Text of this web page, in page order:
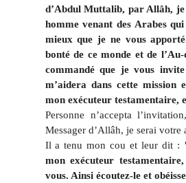
d’Abdul Muttalib, par Allâh, je
homme venant des Arabes
mieux que je ne vous
bonté de ce monde et de
commandé que je vous
m’aidera dans cette mission
mon exécuteur testamentaire,
Personne n’accepta
Messager d’Allâh, je serai votre
Il a tenu mon cou et leur dit :
mon exécuteur
vous. Ainsi écoutez-le et